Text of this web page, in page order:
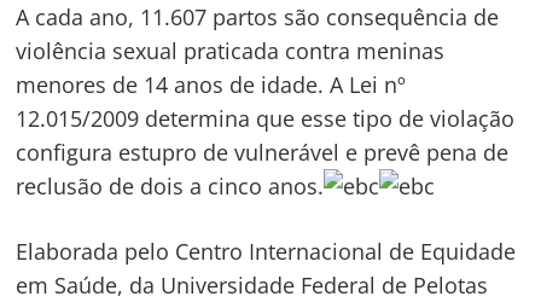
A cada ano, 11.607 partos são consequência de
violência sexual praticada contra meninas
menores de 14 anos de idade. A Lei nº
12.015/2009 determina que esse tipo de violação
configura estupro de vulnerável e prevê pena de
reclusão de dois a cinco anos.
Elaborada pelo Centro Internacional de Equidade
em Saúde, da Universidade Federal de Pelotas